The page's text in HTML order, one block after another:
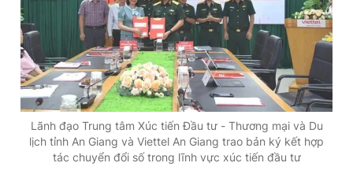
chép dưới mọi hình thức nếu không có sự chấp thuận bằng văn
bản. Phát triển bởi ePi Technologies, JSC.
Lãnh đạo Trung tâm Xúc tiến Đầu tư - Thương mại và Du
lịch tỉnh An Giang và Viettel An Giang trao bản ký kết hợp
tác chuyển đổi số trong lĩnh vực xúc tiến đầu tư